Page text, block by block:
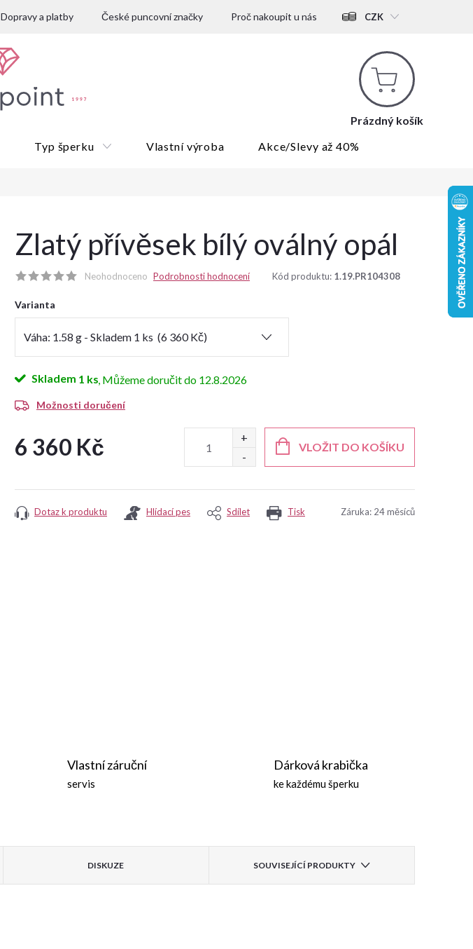
Dopravy a platby České puncovní značky Proč nakoupit u nás CZK
Nákupní
košík
Prázdný košík
Typ šperku Vlastní výroba Akce/Slevy až 40%
Zlatý přívěsek bílý oválný opál
Neohodnoceno Podrobnosti hodnocení Kód produktu: 1.19.PR104308
Varianta
Skladem 1 ks 12.8.2026
Možnosti doručení
6 360 Kč VLOŽIT DO KOŠÍKU
Tisk
Dotaz k produktu Hlídací pes Sdílet Záruka: 24 měsíců
Dárková krabička
ke každému šperku
Vlastní záruční
servis
DISKUZE SOUVISEJÍCÍ PRODUKTY